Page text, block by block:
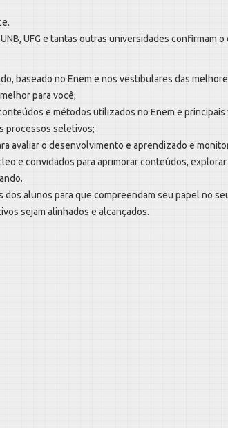
UFG e tantas outras universidades confirmam
baseado no Enem e nos vestibulares das
para você;
e métodos utilizados no Enem e principais
processos seletivos;
avaliar o desenvolvimento e aprendizado e
e convidados para aprimorar conteúdos,
alunos para que compreendam seu papel no
sejam alinhados e alcançados.